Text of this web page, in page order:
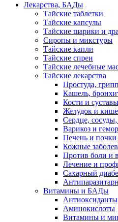
Лекарства, БАДы
Тайские таблетки
Тайские капсулы
Тайские шарики и
Сиропы и микстуры
Тайские капли
Тайские спреи
Тайские лечебные
Тайские лекарства
Простуда,
Кашель,
Кости и суставы
Желудок и
Сердце,
Варикоз и
Печень и почки
Кожные
Против боли и
Лечение и
Сахарный
Витамины и БАДы
Антиоксиданты
Аминокислоты
Витамины и